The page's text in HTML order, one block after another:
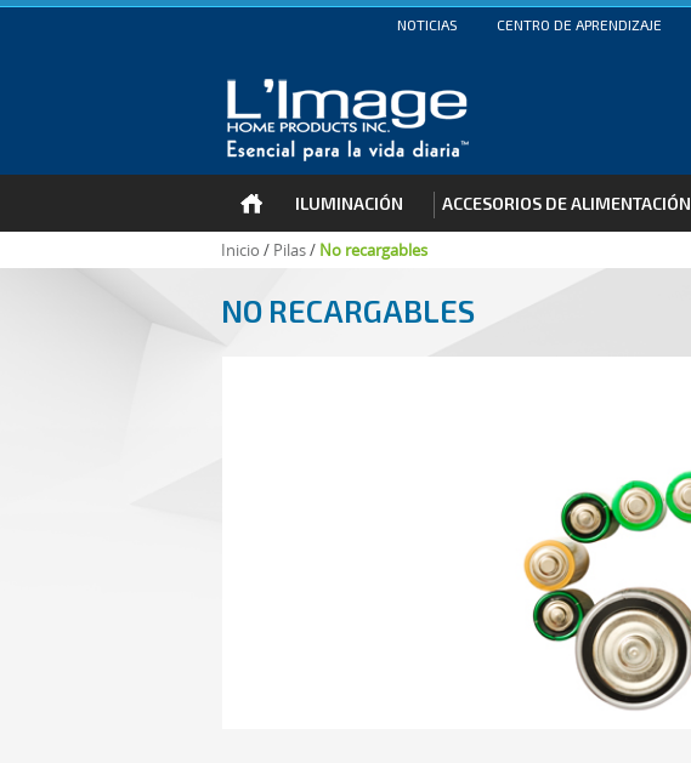
NOTICIAS CENTRO DE APRENDIZAJE
ILUMINACIÓN ACCESORIOS DE ALIMENTACIÓN
Inicio / Pilas/ No recargables
NO RECARGABLES